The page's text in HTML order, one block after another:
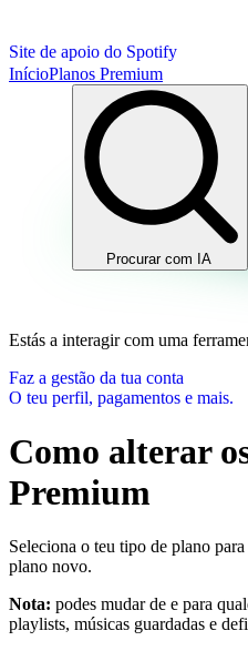
Site de apoio do Spotify
InícioPlanos Premium
Procurar com IA
Estás a interagir com uma
Faz a gestão da tua conta
O teu perfil, pagamentos e mais.
Como alterar
Premium
Seleciona o teu tipo de plano
plano novo.
Nota: podes mudar de e para
playlists, músicas guardadas e